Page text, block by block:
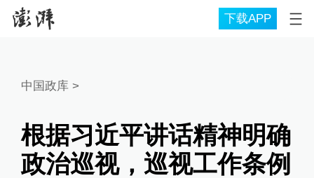
下载APP
中国政库 >
根据习近平讲话精神明确
政治巡视，巡视工作条例